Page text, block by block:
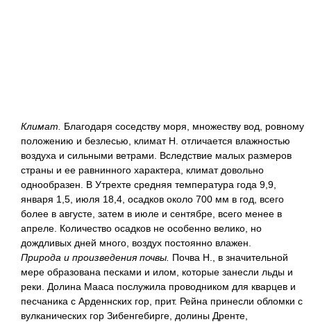
Климат. Благодаря соседству моря, множеству вод, ровному
положению и безлесью, климат Н. отличается влажностью
воздуха и сильными ветрами. Вследствие малых размеров
страны и ее равнинного характера, климат довольно
однообразен. В Утрехте средняя температура года 9,9,
января 1,5, июля 18,4, осадков около 700 мм в год, всего
более в августе, затем в июле и сентябре, всего менее в
апреле. Количество осадков не особенно велико, но
дождливых дней много, воздух постоянно влажен.
Природа и произведения почвы. Почва Н., в значительной
мере образована песками и илом, которые занесли льды и
реки. Долина Мааса послужила проводником для кварцев и
песчаника с Арденнских гор, прит. Рейна принесли обломки с
вулканических гор Зибенгебирге, долины Дренте,